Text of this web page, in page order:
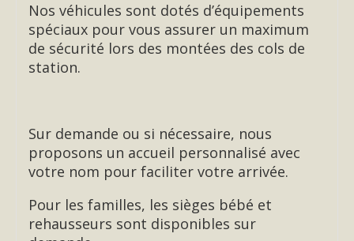
Nos véhicules sont dotés d’équipements
spéciaux pour vous assurer un maximum
de sécurité lors des montées des cols de
station.
Sur demande ou si nécessaire, nous
proposons un accueil personnalisé avec
votre nom pour faciliter votre arrivée.
Pour les familles, les sièges bébé et
rehausseurs sont disponibles sur